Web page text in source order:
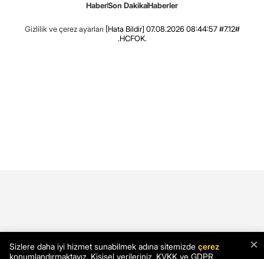
HaberSon DakikaHaberler
Gizlilik ve çerez ayarları [Hata Bildir] 07.08.2026 08:44:57 #7.12#
.HCFOK.
×
Sizlere daha iyi hizmet sunabilmek adına sitemizde çerez
konumlandırmaktayız. Kişisel verileriniz, KVKK ve GDPR